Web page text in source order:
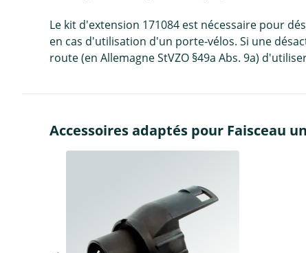
Le kit d'extension 171084 est nécessaire pour
en cas d'utilisation d'un porte-vélos. Si une
route (en Allemagne StVZO §49a Abs. 9a)
Accessoires adaptés pour Faisceau